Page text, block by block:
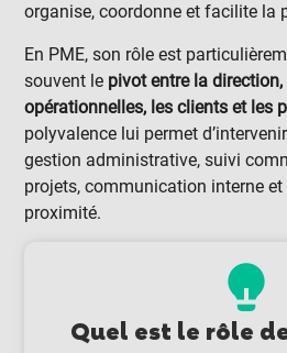
organise, coordonne et facilite la
En PME, son rôle est
souvent le pivot entre la
opérationnelles, les clients et les
polyvalence lui permet
gestion administrative, suivi
projets, communication interne
proximité.
Quel est le rôle